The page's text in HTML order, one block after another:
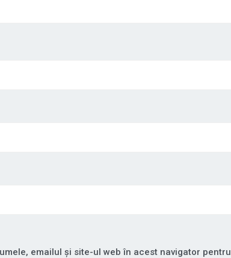
emailul și site-ul web în acest navigator